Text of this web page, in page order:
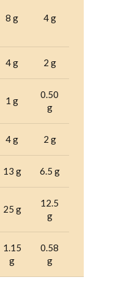
8 g 4 g
4 g 2 g
1 g
0.50
g
4 g 2 g
13 g 6.5 g
25 g
12.5
g
1.15
g
0.58
g